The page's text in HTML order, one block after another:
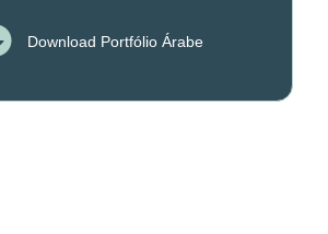
Download Portfólio Árabe